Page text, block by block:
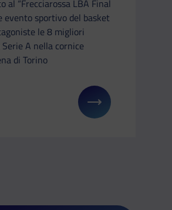
Bergamo 2025
al “Frecciarossa LBA Final
evento sportivo del basket
le 8 migliori
A nella cornice
di Torino
ad avere maggiori dettagli su: